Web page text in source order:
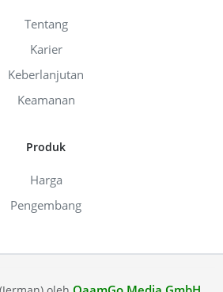
Tentang
Karier
Keberlanjutan
Keamanan
Produk
Harga
Pengembang